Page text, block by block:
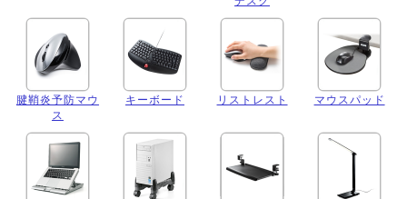
腱鞘炎予防マウ
ス
キーボード リストレスト マウスパッド